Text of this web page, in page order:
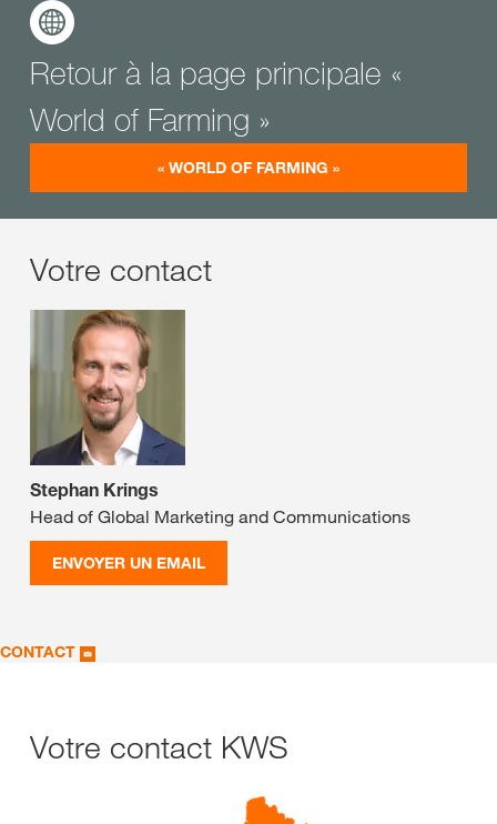
Retour à la page principale «
World of Farming »
« WORLD OF FARMING »
Votre contact
Stephan Krings
Head of Global Marketing and Communications
ENVOYER UN EMAIL
CONTACT
Votre contact KWS